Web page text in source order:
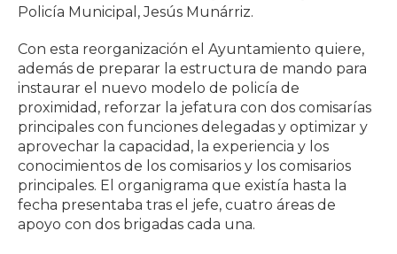
Policía Municipal, Jesús Munárriz.
Con esta reorganización el Ayuntamiento quiere,
además de preparar la estructura de mando para
instaurar el nuevo modelo de policía de
proximidad, reforzar la jefatura con dos comisarías
principales con funciones delegadas y optimizar y
aprovechar la capacidad, la experiencia y los
conocimientos de los comisarios y los comisarios
principales. El organigrama que existía hasta la
fecha presentaba tras el jefe, cuatro áreas de
apoyo con dos brigadas cada una.